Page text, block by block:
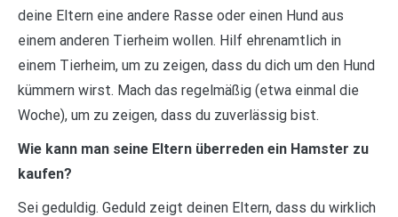
deine Eltern eine andere Rasse oder einen Hund aus
einem anderen Tierheim wollen. Hilf ehrenamtlich in
einem Tierheim, um zu zeigen, dass du dich um den Hund
kümmern wirst. Mach das regelmäßig (etwa einmal die
Woche), um zu zeigen, dass du zuverlässig bist.
Wie kann man seine Eltern überreden ein Hamster zu
kaufen?
Sei geduldig. Geduld zeigt deinen Eltern, dass du wirklich